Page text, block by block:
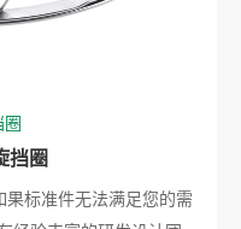
挡圈
标准件无法满足您的需